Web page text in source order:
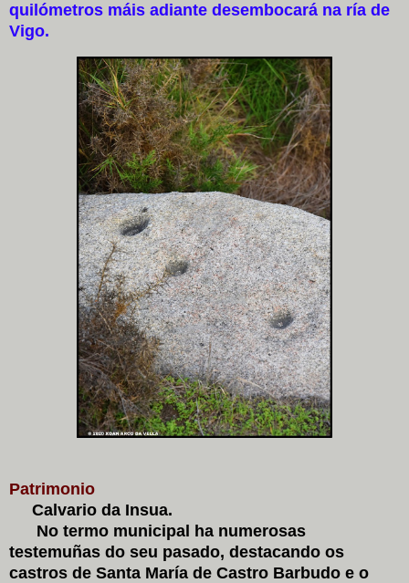
quilómetros máis adiante desembocará na ría de
Vigo.
Patrimonio
Calvario da Insua.
No termo municipal ha numerosas
testemuñas do seu pasado, destacando os
castros de Santa María de Castro Barbudo e o